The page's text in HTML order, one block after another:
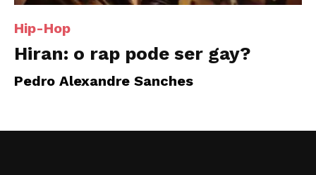
Hip-Hop
Hiran: o rap pode ser gay?
Pedro Alexandre Sanches